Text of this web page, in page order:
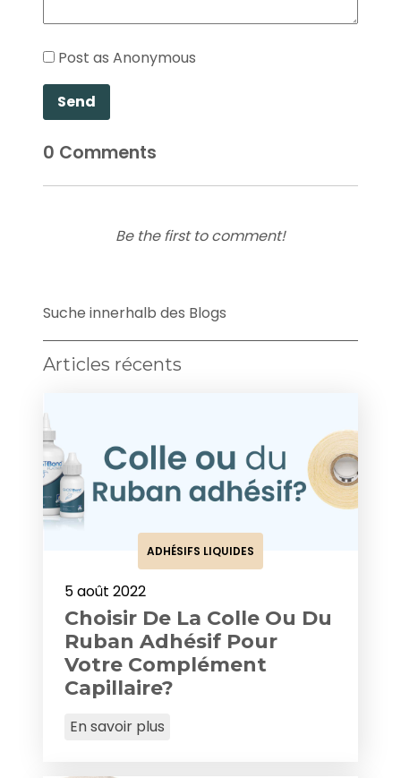
Post as Anonymous
Send
0 Comments
Be the first to comment!
Suche innerhalb des Blogs
Articles récents
ADHÉSIFS LIQUIDES
5 août 2022
Choisir De La Colle Ou Du
Ruban Adhésif Pour
Votre Complément
Capillaire?
En savoir plus